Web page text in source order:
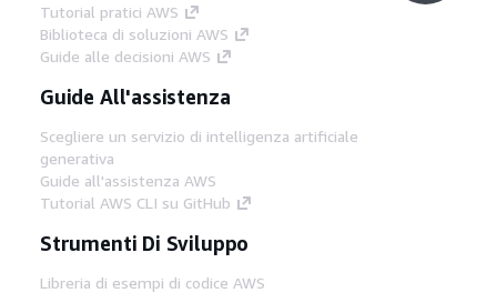
Tutorial pratici AWS
Biblioteca di soluzioni AWS
Guide alle decisioni AWS
Guide All'assistenza
Scegliere un servizio di intelligenza artificiale
generativa
Guide all'assistenza AWS
Tutorial AWS CLI su GitHub
Strumenti Di Sviluppo
Libreria di esempi di codice AWS